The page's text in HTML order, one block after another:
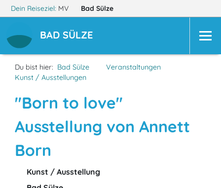
Dein Reiseziel: MV Bad Sülze
BAD SÜLZE
Du bist hier: Bad Sülze
Veranstaltungen
Kunst / Ausstellungen
"Born to love"
Ausstellung von Annett
Born
Kunst / Ausstellung